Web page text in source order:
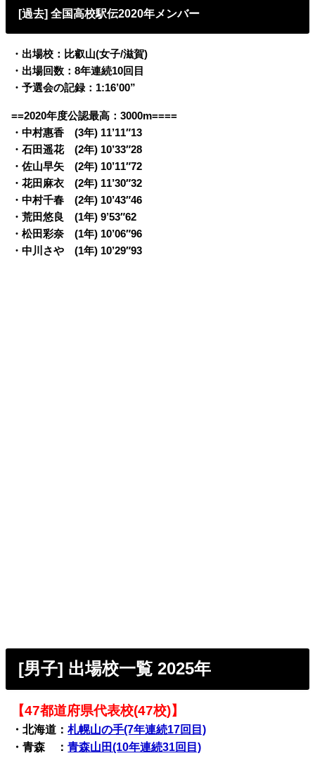
[過去] 全国高校駅伝2020年メンバー
・出場校：比叡山(女子/滋賀)
・出場回数：8年連続10回目
・予選会の記録：1:16’00”
==2020年度公認最高：3000m====
・中村惠香 (3年) 11’11″13
・石田遥花 (2年) 10’33″28
・佐山早矢 (2年) 10’11″72
・花田麻衣 (2年) 11’30″32
・中村千春 (2年) 10’43″46
・荒田悠良 (1年) 9’53″62
・松田彩奈 (1年) 10’06″96
・中川さや (1年) 10’29″93
[男子] 出場校一覧 2025年
【47都道府県代表校(47校)】
・北海道：札幌山の手(7年連続17回目)
・青森 ：青森山田(10年連続31回目)